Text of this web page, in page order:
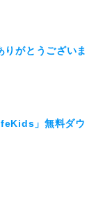
がとうございま
」無料ダウ